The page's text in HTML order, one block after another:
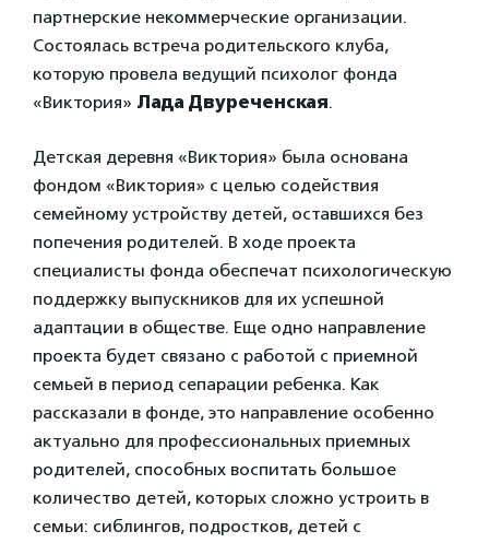
партнерские некоммерческие организации.
Состоялась встреча родительского клуба,
которую провела ведущий психолог фонда
«Виктория» Лада Двуреченская.
Детская деревня «Виктория» была основана
фондом «Виктория» с целью содействия
семейному устройству детей, оставшихся без
попечения родителей. В ходе проекта
специалисты фонда обеспечат психологическую
поддержку выпускников для их успешной
адаптации в обществе. Еще одно направление
проекта будет связано с работой с приемной
семьей в период сепарации ребенка. Как
рассказали в фонде, это направление особенно
актуально для профессиональных приемных
родителей, способных воспитать большое
количество детей, которых сложно устроить в
семьи: сиблингов, подростков, детей с